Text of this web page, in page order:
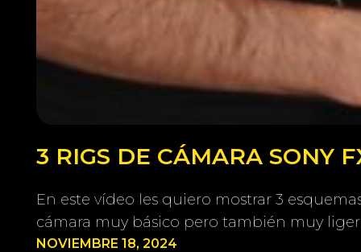
3 RIGS DE CÁMARA SONY
En este vídeo les quiero mostrar 3
cámara muy básico pero también muy
NOVIEMBRE 18, 2024